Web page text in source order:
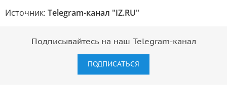
Источник: Telegram-канал "IZ.RU"
Подписывайтесь на наш Telegram-канал
ПОДПИСАТЬСЯ